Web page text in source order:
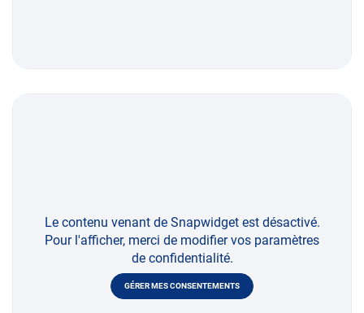
Le contenu venant de Snapwidget est désactivé.
Pour l'afficher, merci de modifier vos paramètres
de confidentialité.
GÉRER MES CONSENTEMENTS